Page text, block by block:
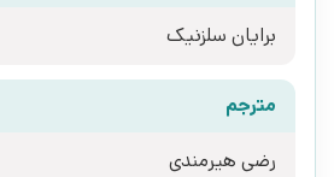
برایان سلزنیک
مترجم
رضی هیرمندی